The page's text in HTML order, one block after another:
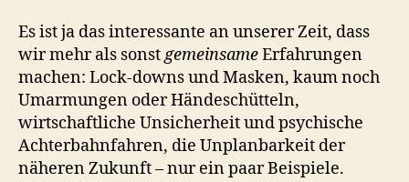
Es ist ja das interessante an unserer Zeit, dass
wir mehr als sonstgemeinsameErfahrungen
machen: Lock-downs und Masken, kaum noch
Umarmungen oder Händeschütteln,
wirtschaftliche Unsicherheit und psychische
Achterbahnfahren, die Unplanbarkeit der
näheren Zukunft – nur ein paar Beispiele.